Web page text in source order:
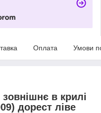
Оплата Умови
в крилі
дорест ліве